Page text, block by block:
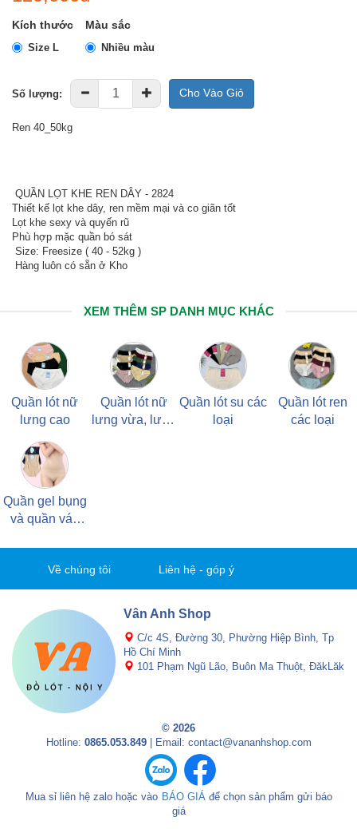
Kích thước
Size L
Màu sắc
Nhiều màu
Số lượng: Cho Vào Giỏ
Ren 40_50kg
QUẦN LỌT KHE REN DÂY - 2824
Thiết kế lọt khe dây, ren mềm mại và co giãn tốt
Lọt khe sexy và quyến rũ
Phù hợp mặc quần bó sát
Size: Freesize ( 40 - 52kg )
Hàng luôn có sẵn ở Kho
XEM THÊM SP DANH MỤC KHÁC
Quần lót nữ
lưng cao
Quần lót nữ
lưng vừa, lưng
Quần lót su các
loại
Quần lót ren
các loại
Quần gel bụng
và quần váy
Về chúng tôi Liên hệ - góp ý
Vân Anh Shop
C/c 4S, Đường 30, Phường Hiệp Bình, Tp
Hồ Chí Minh
101 Phạm Ngũ Lão, Buôn Ma Thuột, ĐăkLăk
© 2026
Hotline: 0865.053.849| Email: contact@vananhshop.com
Mua sỉ liên hệ zalo hoặc vào BÁO GIÁ để chọn sản phẩm gửi báo
giá